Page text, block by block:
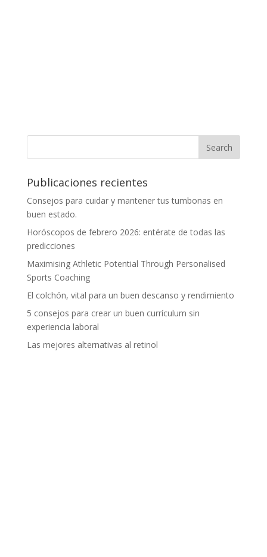
Publicaciones recientes
Consejos para cuidar y mantener tus tumbonas en
buen estado.
Horóscopos de febrero 2026: entérate de todas las
predicciones
Maximising Athletic Potential Through Personalised
Sports Coaching
El colchón, vital para un buen descanso y rendimiento
5 consejos para crear un buen currículum sin
experiencia laboral
Las mejores alternativas al retinol